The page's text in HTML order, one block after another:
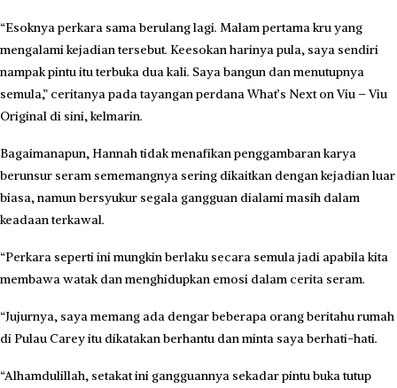
“Esoknya perkara sama berulang lagi. Malam pertama kru yang
mengalami kejadian tersebut. Keesokan harinya pula, saya sendiri
nampak pintu itu terbuka dua kali. Saya bangun dan menutupnya
semula,” ceritanya pada tayangan perdana What’s Next on Viu – Viu
Original di sini, kelmarin.
Bagaimanapun, Hannah tidak menafikan penggambaran karya
berunsur seram sememangnya sering dikaitkan dengan kejadian luar
biasa, namun bersyukur segala gangguan dialami masih dalam
keadaan terkawal.
“Perkara seperti ini mungkin berlaku secara semula jadi apabila kita
membawa watak dan menghidupkan emosi dalam cerita seram.
“Jujurnya, saya memang ada dengar beberapa orang beritahu rumah
di Pulau Carey itu dikatakan berhantu dan minta saya berhati-hati.
“Alhamdulillah, setakat ini gangguannya sekadar pintu buka tutup